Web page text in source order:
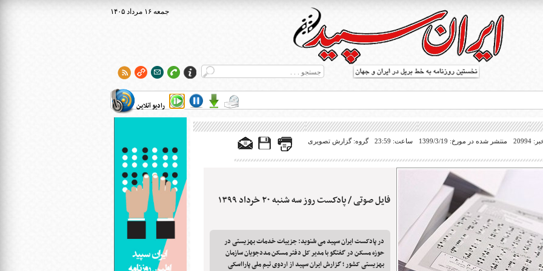
۱۴۰۵ جمعه ۱۶ مرداد
رادیو آنلاین
بریل در جهان
منتشر شده در مورخ: 1399/3/19 ساعت: 23:59 گروه: گزارش تصویری
فایل صوتی / پادکست روز سه شنبه ۲۰ خرداد ۱۳۹۹
در پادکست ایران سپید می شنوید: جزییات خدمات بهزیستی در
حوزه مسکن در گفتگو با مدیر کل دفتر مسکن مددجویان سازمان
بهزیستی کشور ؛ گزارش ایران سپید از اردوی تیم ملی پارااسکی